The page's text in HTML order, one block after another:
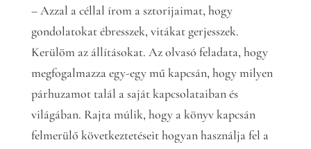
– Azzal a céllal írom a sztorijaimat, hogy
gondolatokat ébresszek, vitákat gerjesszek.
Kerülöm az állításokat. Az olvasó feladata, hogy
megfogalmazza egy-egy mű kapcsán, hogy milyen
párhuzamot talál a saját kapcsolataiban és
világában. Rajta múlik, hogy a könyv kapcsán
felmerülő következtetéseit hogyan használja fel a